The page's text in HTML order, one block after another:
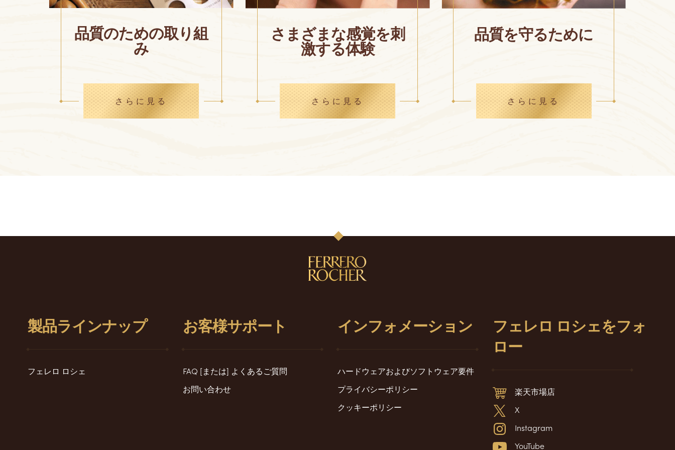
品質のための取り組
み
さらに見る
さまざまな感覚を刺
激する体験
さらに見る
品質を守るために
さらに見る
製品ラインナップ
フェレロ ロシェ
お客様サポート
FAQ [または] よくあるご質問
お問い合わせ
インフォメーション
ハードウェアおよびソフトウェア要件
プライバシーポリシー
クッキーポリシー
フェレロ ロシェをフォ
ロー
楽天市場店
X
Instagram
YouTube